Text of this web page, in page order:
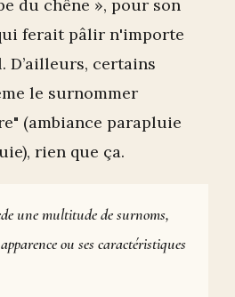
du chêne », pour son
ferait pâlir n'importe
D’ailleurs, certains
le surnommer
(ambiance parapluie
rien que ça.
une multitude de surnoms,
ou ses caractéristiques